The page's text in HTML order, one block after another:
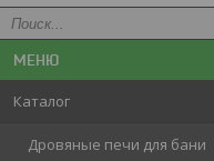
Каталог
Дровяные печи для бани